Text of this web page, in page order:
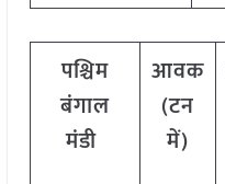
पश्चिम
बंगाल
मंडी
आवक
(टन
में)